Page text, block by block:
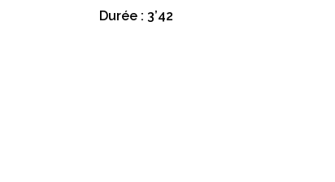
Durée : 3’42